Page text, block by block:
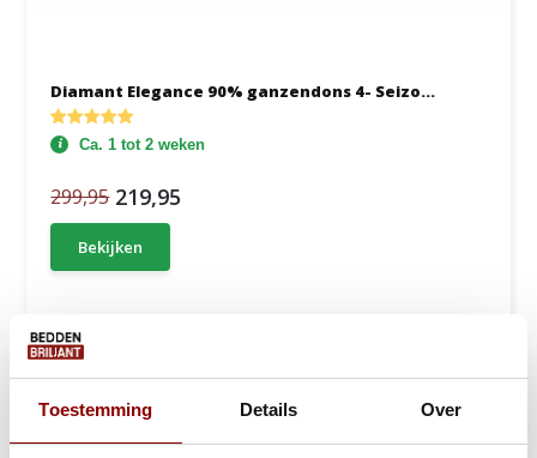
Toestemming Details Over
Diamant Elegance 90% ganzendons 4- Seizo...
Ca. 1 tot 2 weken
299,95 219,95
Bekijken
4 seizoenen dekbedden
BijBeddenbriljantvind je een ruime collectie 4 seizoenen